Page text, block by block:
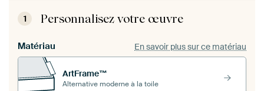
1 Personnalisez votre œuvre
Matériau En savoir plus sur ce matériau
ArtFrame™
Alternative moderne à la toile